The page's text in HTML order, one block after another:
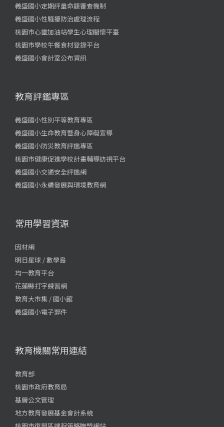
義盛國小定期評量命題審查機制
義盛國小性騷擾防治處理流程
桃園市心靈加油站學生心理關懷平臺
桃園市學校午餐食材登錄平台
義盛國小會計室公布資訊
教育評鑑專區
義盛國小性別平等教育專區
義盛國小生命教育暨身心障礙宣導
義盛國小防災教育評鑑專區
桃園市健康促進學校計畫輔導訪視平台
義盛國小交通安全評鑑網
義盛國小永續發展與環境教育網
常用學習資源
因材網
明日星球 / 數學島
均一教育平台
花蓮縣打字練習網
教育大市集 / 國小館
義盛國小電子郵件
教育機關常用連結
教育部
桃園市政府教育局
基層公文管理
地方教育發展基金會計系統